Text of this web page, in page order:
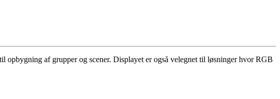
af grupper og scener. Displayet er også velegnet til løsninger hvor RGB